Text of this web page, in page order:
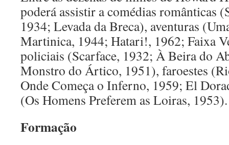
poderá assistir a comédias românticas
1934; Levada da Breca), aventuras
Martinica, 1944; Hatari!, 1962; Faixa
policiais (Scarface, 1932; À Beira do
Monstro do Ártico, 1951), faroestes
Onde Começa o Inferno, 1959; El
(Os Homens Preferem as Loiras, 1953).
Formação